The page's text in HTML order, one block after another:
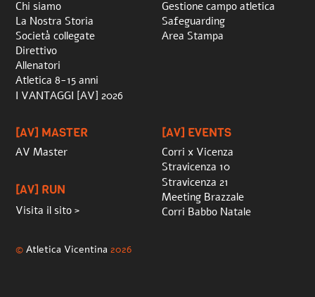
Chi siamo
La Nostra Storia
Società collegate
Direttivo
Allenatori
Atletica 8-15 anni
I VANTAGGI [AV] 2026
Gestione campo atletica
Safeguarding
Area Stampa
[AV] MASTER
AV Master
[AV] RUN
Visita il sito >
[AV] EVENTS
Corri x Vicenza
Stravicenza 10
Stravicenza 21
Meeting Brazzale
Corri Babbo Natale
©Atletica Vicentina 2026